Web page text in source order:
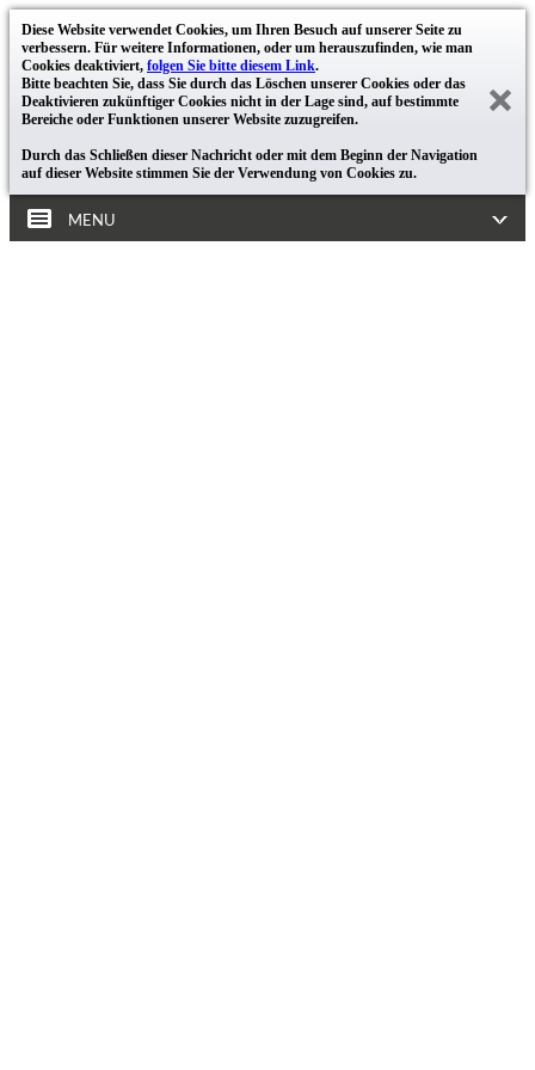
Diese Website verwendet Cookies, um Ihren Besuch auf unserer Seite zu
verbessern. Für weitere Informationen, oder um herauszufinden, wie man
Cookies deaktiviert, folgen Sie bitte diesem Link.
Bitte beachten Sie, dass Sie durch das Löschen unserer Cookies oder das
Deaktivieren zukünftiger Cookies nicht in der Lage sind, auf bestimmte
Bereiche oder Funktionen unserer Website zuzugreifen.
Durch das Schließen dieser Nachricht oder mit dem Beginn der Navigation
auf dieser Website stimmen Sie der Verwendung von Cookies zu.
MENU